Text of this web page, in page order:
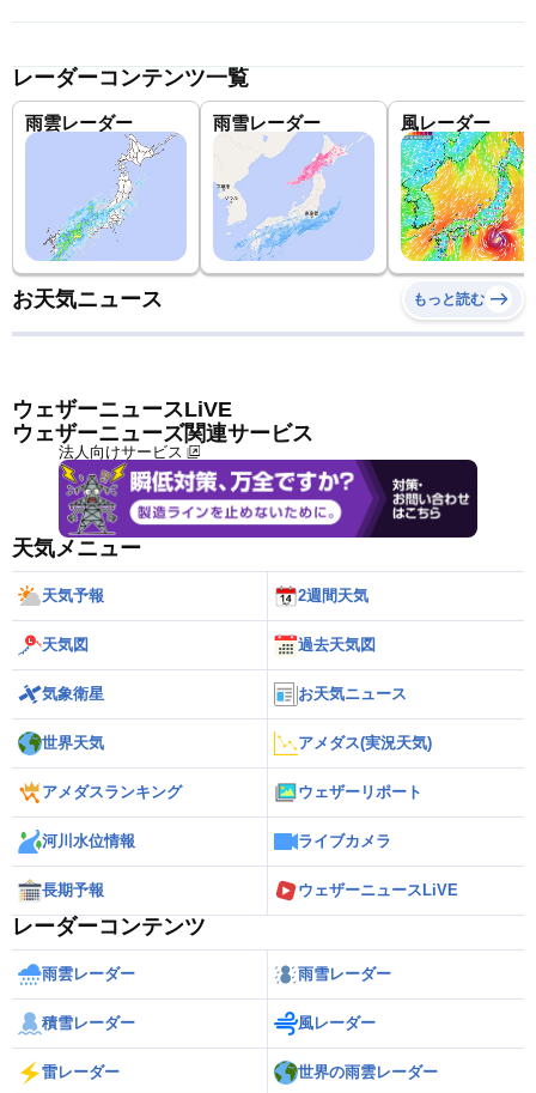
レーダーコンテンツ一覧
雨雲レーダー 雨雪レーダー 風レーダー
お天気ニュース もっと読む
ウェザーニュースLiVE
ウェザーニューズ関連サービス
法人向けサービス
天気メニュー
天気予報 2週間天気
天気図 過去天気図
気象衛星 お天気ニュース
世界天気 アメダス(実況天気)
アメダスランキング ウェザーリポート
河川水位情報 ライブカメラ
長期予報 ウェザーニュースLiVE
レーダーコンテンツ
雨雲レーダー 雨雪レーダー
積雪レーダー 風レーダー
雷レーダー 世界の雨雲レーダー